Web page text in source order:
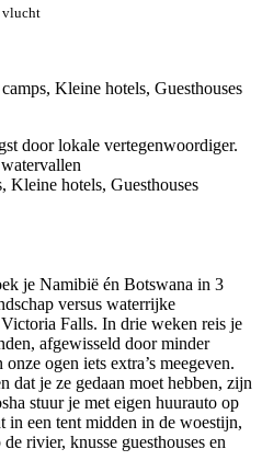
vlucht
Kleine hotels, Guesthouses
door lokale vertegenwoordiger.
Kleine hotels, Guesthouses
je Namibië én Botswana in 3
versus waterrijke
Falls. In drie weken reis je
afgewisseld door minder
ogen iets extra’s meegeven.
dat je ze gedaan moet hebben, zijn
stuur je met eigen huurauto op
in een tent midden in de woestijn,
rivier, knusse guesthouses en